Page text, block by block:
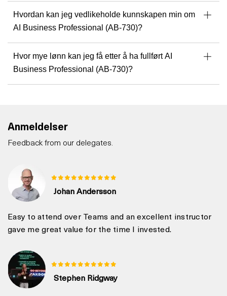
Hvordan kan jeg vedlikeholde kunnskapen min om
AI Business Professional (AB-730)?
Hvor mye lønn kan jeg få etter å ha fullført AI
Business Professional (AB-730)?
Anmeldelser
Feedback from our delegates.
Johan Andersson
Easy to attend over Teams and an excellent instructor
gave me great value for the time I invested.
Stephen Ridgway